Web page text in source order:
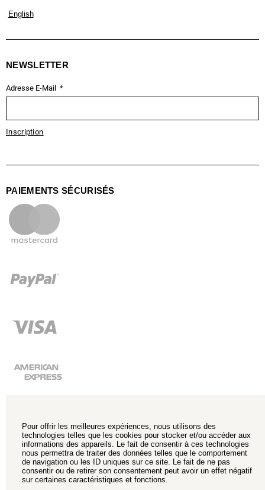
English
NEWSLETTER
Adresse E-Mail
Inscription
PAIEMENTS SÉCURISÉS
Pour offrir les meilleures expériences, nous utilisons des
technologies telles que les cookies pour stocker et/ou accéder aux
informations des appareils. Le fait de consentir à ces technologies
nous permettra de traiter des données telles que le comportement
de navigation ou les ID uniques sur ce site. Le fait de ne pas
consentir ou de retirer son consentement peut avoir un effet négatif
sur certaines caractéristiques et fonctions.